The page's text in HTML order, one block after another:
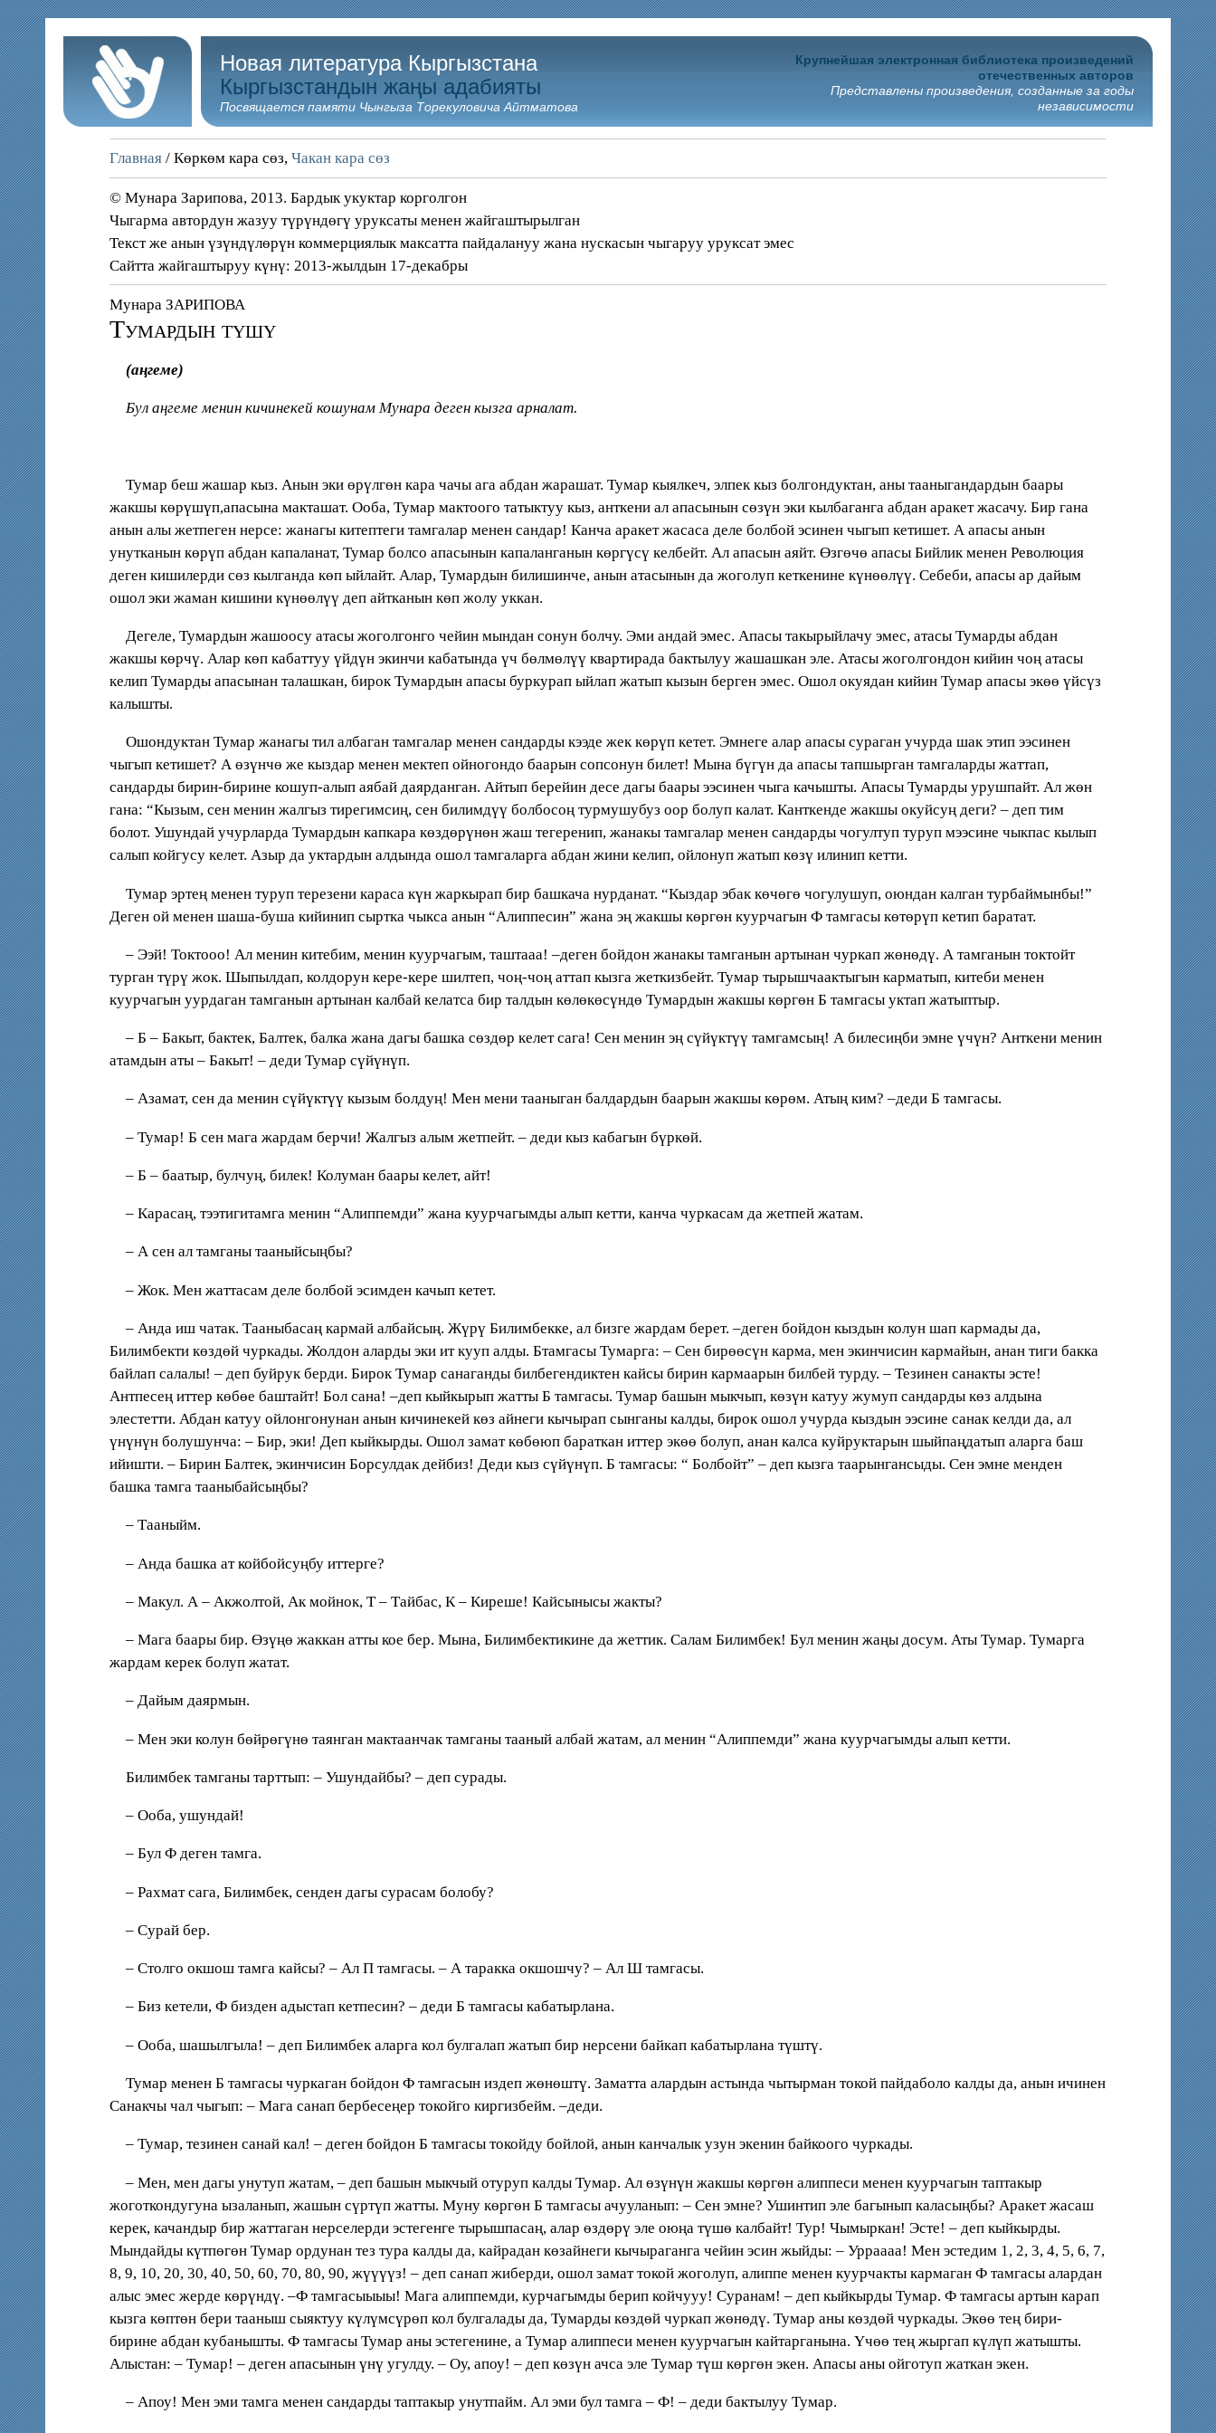
Новая литература Кыргызстана
Кыргызстандын жаңы адабияты
Посвящается памяти Чынгыза Торекуловича Айтматова
Крупнейшая электронная библиотека произведений
отечественных авторов
Представлены произведения, созданные за годы
независимости
Главная / Көркөм кара сөз,Чакан кара сөз
© Мунара Зарипова, 2013. Бардык укуктар корголгон
Чыгарма автордун жазуу түрүндөгү уруксаты менен жайгаштырылган
Текст же анын үзүндүлөрүн коммерциялык максатта пайдалануу жана нускасын чыгаруу уруксат эмес
Сайтта жайгаштыруу күнү: 2013-жылдын 17-декабры
Мунара ЗАРИПОВА
Тумардын түшү
(аңгеме)
Бул аңгеме менин кичинекей кошунам Мунара деген кызга арналат.
Тумар беш жашар кыз. Анын эки өрүлгөн кара чачы ага абдан жарашат. Тумар кыялкеч, элпек кыз болгондуктан, аны тааныгандардын баары
жакшы көрүшүп,апасына макташат. Ооба, Тумар мактоого татыктуу кыз, анткени ал апасынын сөзүн эки кылбаганга абдан аракет жасачу. Бир гана
анын алы жетпеген нерсе: жанагы китептеги тамгалар менен сандар! Канча аракет жасаса деле болбой эсинен чыгып кетишет. А апасы анын
унутканын көрүп абдан капаланат, Тумар болсо апасынын капаланганын көргүсү келбейт. Ал апасын аяйт. Өзгөчө апасы Бийлик менен Революция
деген кишилерди сөз кылганда көп ыйлайт. Алар, Тумардын билишинче, анын атасынын да жоголуп кеткенине күнөөлүү. Себеби, апасы ар дайым
ошол эки жаман кишини күнөөлүү деп айтканын көп жолу уккан.
Дегеле, Тумардын жашоосу атасы жоголгонго чейин мындан сонун болчу. Эми андай эмес. Апасы такырыйлачу эмес, атасы Тумарды абдан
жакшы көрчү. Алар көп кабаттуу үйдүн экинчи кабатында үч бөлмөлүү квартирада бактылуу жашашкан эле. Атасы жоголгондон кийин чоң атасы
келип Тумарды апасынан талашкан, бирок Тумардын апасы буркурап ыйлап жатып кызын берген эмес. Ошол окуядан кийин Тумар апасы экөө үйсүз
калышты.
Ошондуктан Тумар жанагы тил албаган тамгалар менен сандарды кээде жек көрүп кетет. Эмнеге алар апасы сураган учурда шак этип ээсинен
чыгып кетишет? А өзүнчө же кыздар менен мектеп ойногондо баарын сопсонун билет! Мына бүгүн да апасы тапшырган тамгаларды жаттап,
сандарды бирин-бирине кошуп-алып аябай даярданган. Айтып берейин десе дагы баары ээсинен чыга качышты. Апасы Тумарды урушпайт. Ал жөн
гана: “Кызым, сен менин жалгыз тирегимсиң, сен билимдүү болбосоң турмушубуз оор болуп калат. Канткенде жакшы окуйсуң деги? – деп тим
болот. Ушундай учурларда Тумардын капкара көздөрүнөн жаш тегеренип, жанакы тамгалар менен сандарды чогултуп туруп мээсине чыкпас кылып
салып койгусу келет. Азыр да уктардын алдында ошол тамгаларга абдан жини келип, ойлонуп жатып көзү илинип кетти.
Тумар эртең менен туруп терезени караса күн жаркырап бир башкача нурданат. “Кыздар эбак көчөгө чогулушуп, оюндан калган турбаймынбы!”
Деген ой менен шаша-буша кийинип сыртка чыкса анын “Алиппесин” жана эң жакшы көргөн куурчагын Ф тамгасы көтөрүп кетип баратат.
– Ээй! Токтооо! Ал менин китебим, менин куурчагым, таштааа! –деген бойдон жанакы тамганын артынан чуркап жөнөдү. А тамганын токтойт
турган түрү жок. Шыпылдап, колдорун кере-кере шилтеп, чоң-чоң аттап кызга жеткизбейт. Тумар тырышчаактыгын карматып, китеби менен
куурчагын уурдаган тамганын артынан калбай келатса бир талдын көлөкөсүндө Тумардын жакшы көргөн Б тамгасы уктап жатыптыр.
– Б – Бакыт, бактек, Балтек, балка жана дагы башка сөздөр келет сага! Сен менин эң сүйүктүү тамгамсың! А билесиңби эмне үчүн? Анткени менин
атамдын аты – Бакыт! – деди Тумар сүйүнүп.
– Азамат, сен да менин сүйүктүү кызым болдуң! Мен мени тааныган балдардын баарын жакшы көрөм. Атың ким? –деди Б тамгасы.
– Тумар! Б сен мага жардам берчи! Жалгыз алым жетпейт. – деди кыз кабагын бүркөй.
– Б – баатыр, булчуң, билек! Колуман баары келет, айт!
– Карасаң, тээтигитамга менин “Алиппемди” жана куурчагымды алып кетти, канча чуркасам да жетпей жатам.
– А сен ал тамганы тааныйсыңбы?
– Жок. Мен жаттасам деле болбой эсимден качып кетет.
– Анда иш чатак. Тааныбасаң кармай албайсың. Жүрү Билимбекке, ал бизге жардам берет. –деген бойдон кыздын колун шап кармады да,
Билимбекти көздөй чуркады. Жолдон аларды эки ит кууп алды. Бтамгасы Тумарга: – Сен бирөөсүн карма, мен экинчисин кармайын, анан тиги бакка
байлап салалы! – деп буйрук берди. Бирок Тумар санаганды билбегендиктен кайсы бирин кармаарын билбей турду. – Тезинен санакты эсте!
Антпесең иттер көбөе баштайт! Бол сана! –деп кыйкырып жатты Б тамгасы. Тумар башын мыкчып, көзүн катуу жумуп сандарды көз алдына
элестетти. Абдан катуу ойлонгонунан анын кичинекей көз айнеги кычырап сынганы калды, бирок ошол учурда кыздын ээсине санак келди да, ал
үнүнүн болушунча: – Бир, эки! Деп кыйкырды. Ошол замат көбөюп бараткан иттер экөө болуп, анан калса куйруктарын шыйпаңдатып аларга баш
ийишти. – Бирин Балтек, экинчисин Борсулдак дейбиз! Деди кыз сүйүнүп. Б тамгасы: “ Болбойт” – деп кызга таарынгансыды. Сен эмне менден
башка тамга тааныбайсыңбы?
– Тааныйм.
– Анда башка ат койбойсуңбу иттерге?
– Макул. А – Акжолтой, Ак мойнок, Т – Тайбас, К – Киреше! Кайсынысы жакты?
– Мага баары бир. Өзүңө жаккан атты кое бер. Мына, Билимбектикине да жеттик. Салам Билимбек! Бул менин жаңы досум. Аты Тумар. Тумарга
жардам керек болуп жатат.
– Дайым даярмын.
– Мен эки колун бөйрөгүнө таянган мактаанчак тамганы тааный албай жатам, ал менин “Алиппемди” жана куурчагымды алып кетти.
Билимбек тамганы тарттып: – Ушундайбы? – деп сурады.
– Ооба, ушундай!
– Бул Ф деген тамга.
– Рахмат сага, Билимбек, сенден дагы сурасам болобу?
– Сурай бер.
– Столго окшош тамга кайсы? – Ал П тамгасы. – А таракка окшошчу? – Ал Ш тамгасы.
– Биз кетели, Ф бизден адыстап кетпесин? – деди Б тамгасы кабатырлана.
– Ооба, шашылгыла! – деп Билимбек аларга кол булгалап жатып бир нерсени байкап кабатырлана түштү.
Тумар менен Б тамгасы чуркаган бойдон Ф тамгасын издеп жөнөштү. Заматта алардын астында чытырман токой пайдаболо калды да, анын ичинен
Санакчы чал чыгып: – Мага санап бербесеңер токойго киргизбейм. –деди.
– Тумар, тезинен санай кал! – деген бойдон Б тамгасы токойду бойлой, анын канчалык узун экенин байкоого чуркады.
– Мен, мен дагы унутуп жатам, – деп башын мыкчый отуруп калды Тумар. Ал өзүнүн жакшы көргөн алиппеси менен куурчагын таптакыр
жоготкондугуна ызаланып, жашын сүртүп жатты. Муну көргөн Б тамгасы ачууланып: – Сен эмне? Ушинтип эле багынып каласыңбы? Аракет жасаш
керек, качандыр бир жаттаган нерселерди эстегенге тырышпасаң, алар өздөрү эле оюңа түшө калбайт! Тур! Чымыркан! Эсте! – деп кыйкырды.
Мындайды күтпөгөн Тумар ордунан тез тура калды да, кайрадан көзайнеги кычыраганга чейин эсин жыйды: – Урраааа! Мен эстедим 1, 2, 3, 4, 5, 6, 7,
8, 9, 10, 20, 30, 40, 50, 60, 70, 80, 90, жүүүүз! – деп санап жиберди, ошол замат токой жоголуп, алиппе менен куурчакты кармаган Ф тамгасы алардан
алыс эмес жерде көрүндү. –Ф тамгасыыыы! Мага алиппемди, курчагымды берип койчууу! Суранам! – деп кыйкырды Тумар. Ф тамгасы артын карап
кызга көптөн бери тааныш сыяктуу күлүмсүрөп кол булгалады да, Тумарды көздөй чуркап жөнөдү. Тумар аны көздөй чуркады. Экөө тең бири-
бирине абдан кубанышты. Ф тамгасы Тумар аны эстегенине, а Тумар алиппеси менен куурчагын кайтарганына. Үчөө тең жыргап күлүп жатышты.
Алыстан: – Тумар! – деген апасынын үнү угулду. – Оу, апоу! – деп көзүн ачса эле Тумар түш көргөн экен. Апасы аны ойготуп жаткан экен.
– Апоу! Мен эми тамга менен сандарды таптакыр унутпайм. Ал эми бул тамга – Ф! – деди бактылуу Тумар.